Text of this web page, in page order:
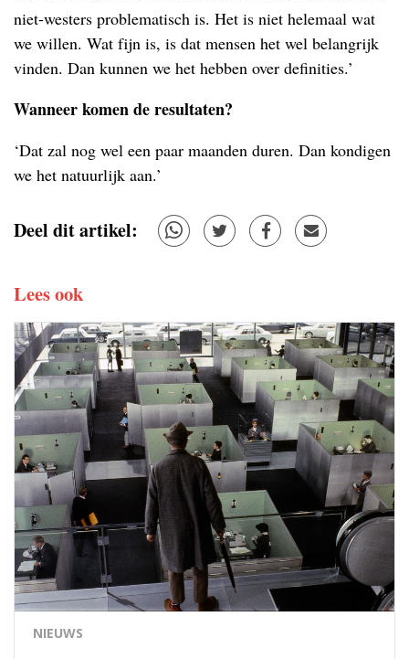
niet-westers problematisch is. Het is niet helemaal wat
we willen. Wat fijn is, is dat mensen het wel belangrijk
vinden. Dan kunnen we het hebben over definities.’
Wanneer komen de resultaten?
‘Dat zal nog wel een paar maanden duren. Dan kondigen
we het natuurlijk aan.’
Deel dit artikel:
Lees ook
NIEUWS